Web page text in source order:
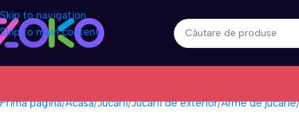
Skip to navigation
Skip to main content
Prima pagină Acasa Jucarii Jucarii de exterior Arme de jucarie